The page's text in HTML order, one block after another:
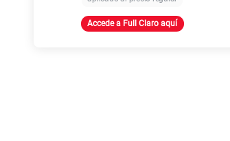
Accede a Full Claro aquí